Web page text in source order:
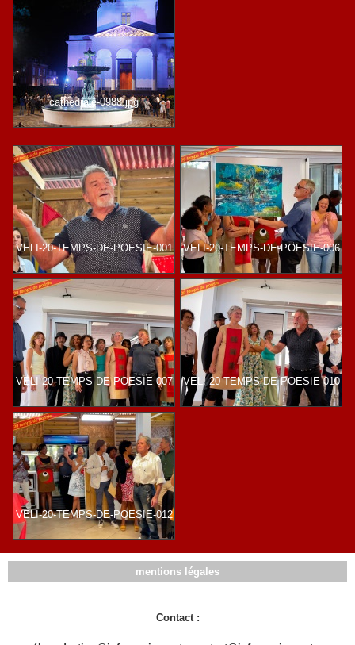
cathedrale-0988.jpg
VELI-20-TEMPS-DE-POESIE-001 VELI-20-TEMPS-DE-POESIE-006
VELI-20-TEMPS-DE-POESIE-007 VELI-20-TEMPS-DE-POESIE-010
VELI-20-TEMPS-DE-POESIE-012
mentions légales
Contact :